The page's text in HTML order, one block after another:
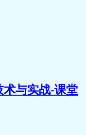
术与实战-课堂